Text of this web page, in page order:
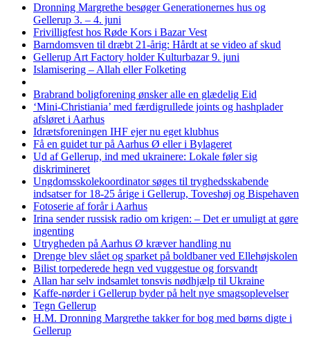
Dronning Margrethe besøger Generationernes hus og
Gellerup 3. – 4. juni
Frivilligfest hos Røde Kors i Bazar Vest
Barndomsven til dræbt 21-årig: Hårdt at se video af skud
Gellerup Art Factory holder Kulturbazar 9. juni
Islamisering – Allah eller Folketing
Brabrand boligforening ønsker alle en glædelig Eid
‘Mini-Christiania’ med færdigrullede joints og hashplader
afsløret i Aarhus
Idrætsforeningen IHF ejer nu eget klubhus
Få en guidet tur på Aarhus Ø eller i Bylageret
Ud af Gellerup, ind med ukrainere: Lokale føler sig
diskrimineret
Ungdomsskolekoordinator søges til tryghedsskabende
indsatser for 18-25 årige i Gellerup, Toveshøj og Bispehaven
Fotoserie af forår i Aarhus
Irina sender russisk radio om krigen: – Det er umuligt at gøre
ingenting
Utrygheden på Aarhus Ø kræver handling nu
Drenge blev slået og sparket på boldbaner ved Ellehøjskolen
Bilist torpederede hegn ved vuggestue og forsvandt
Allan har selv indsamlet tonsvis nødhjælp til Ukraine
Kaffe-nørder i Gellerup byder på helt nye smagsoplevelser
Tegn Gellerup
H.M. Dronning Margrethe takker for bog med børns digte i
Gellerup